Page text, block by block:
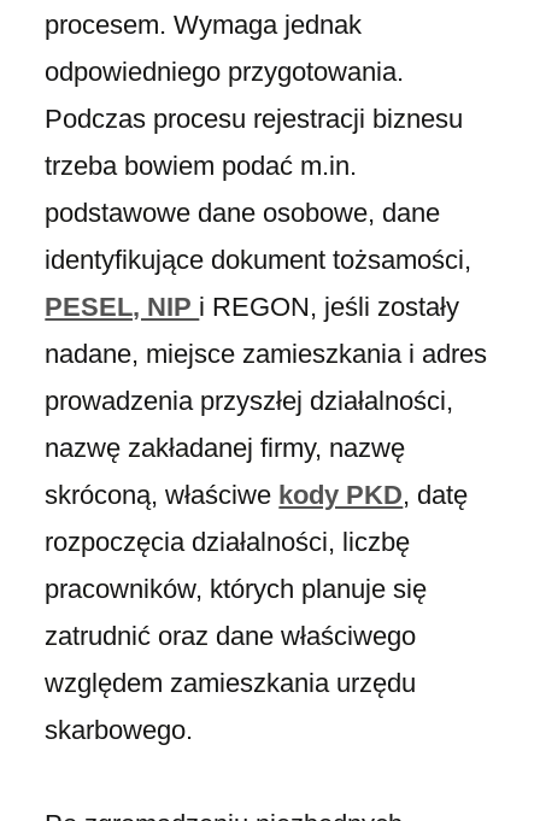
procesem. Wymaga jednak
odpowiedniego przygotowania.
Podczas procesu rejestracji biznesu
trzeba bowiem podać m.in.
podstawowe dane osobowe, dane
identyfikujące dokument tożsamości,
PESEL, NIP i REGON, jeśli zostały
nadane, miejsce zamieszkania i adres
prowadzenia przyszłej działalności,
nazwę zakładanej firmy, nazwę
skróconą, właściwe kody PKD, datę
rozpoczęcia działalności, liczbę
pracowników, których planuje się
zatrudnić oraz dane właściwego
względem zamieszkania urzędu
skarbowego.